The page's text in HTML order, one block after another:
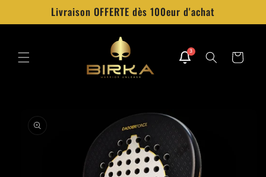
au
Livraison OFFERTE dès 100eur d'achat
3
Panier
informations
produits